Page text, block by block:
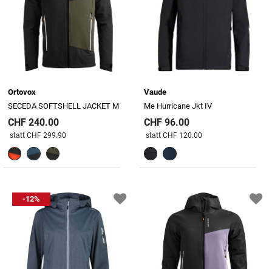
Ortovox
SECEDA SOFTSHELL JACKET M
CHF 240.00
Preis reduziert von
statt CHF 299.90
Vaude
Me Hurricane Jkt IV
CHF 96.00
Preis reduziert von
statt CHF 120.00
-12%